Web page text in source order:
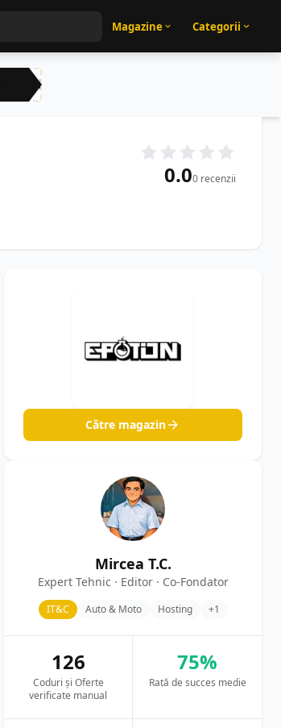
Magazine Categorii
CRN
0.00 recenzii
Către magazin
Mircea T.C.
Expert Tehnic · Editor · Co-Fondator
IT&C Auto & Moto Hosting +1
126
Coduri și Oferte
verificate manual
75%
Rată de succes medie